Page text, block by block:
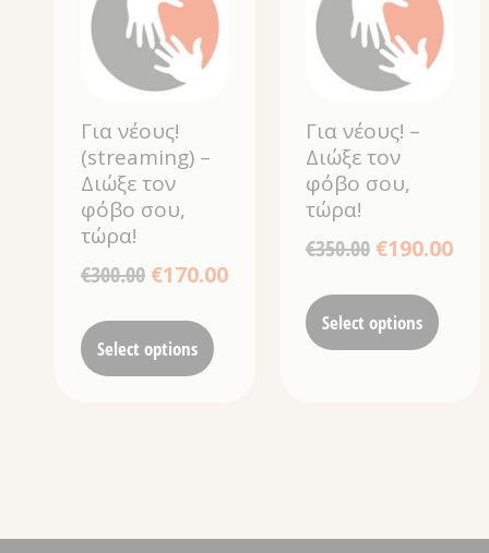
Για νέους!
(streaming) –
Διώξε τον
φόβο σου,
τώρα!
€300.00 €170.00
Select options
Για νέους! –
Διώξε τον
φόβο σου,
τώρα!
€350.00 €190.00
Select options